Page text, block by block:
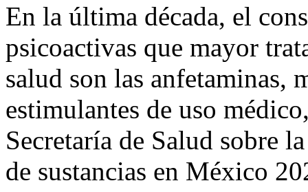
En la última década, el
psicoactivas que mayor
salud son las anfetaminas,
estimulantes de uso
Secretaría de Salud sobre
de sustancias en México